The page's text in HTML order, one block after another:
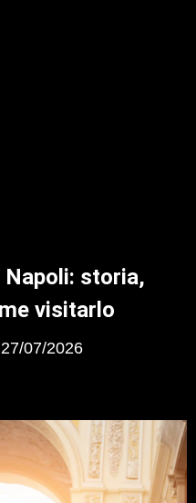
Napoli: storia,
visitarlo
27/07/2026